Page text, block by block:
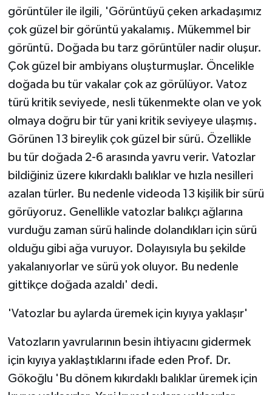
görüntüler ile ilgili, 'Görüntüyü çeken arkadaşımız
çok güzel bir görüntü yakalamış. Mükemmel bir
görüntü. Doğada bu tarz görüntüler nadir oluşur.
Çok güzel bir ambiyans oluşturmuşlar. Öncelikle
doğada bu tür vakalar çok az görülüyor. Vatoz
türü kritik seviyede, nesli tükenmekte olan ve yok
olmaya doğru bir tür yani kritik seviyeye ulaşmış.
Görünen 13 bireylik çok güzel bir sürü. Özellikle
bu tür doğada 2-6 arasında yavru verir. Vatozlar
bildiğiniz üzere kıkırdaklı balıklar ve hızla nesilleri
azalan türler. Bu nedenle videoda 13 kişilik bir sürü
görüyoruz. Genellikle vatozlar balıkçı ağlarına
vurduğu zaman sürü halinde dolandıkları için sürü
olduğu gibi ağa vuruyor. Dolayısıyla bu şekilde
yakalanıyorlar ve sürü yok oluyor. Bu nedenle
gittikçe doğada azaldı' dedi.
'Vatozlar bu aylarda üremek için kıyıya yaklaşır'
Vatozların yavrularının besin ihtiyacını gidermek
için kıyıya yaklaştıklarını ifade eden Prof. Dr.
Gökoğlu 'Bu dönem kıkırdaklı balıklar üremek için